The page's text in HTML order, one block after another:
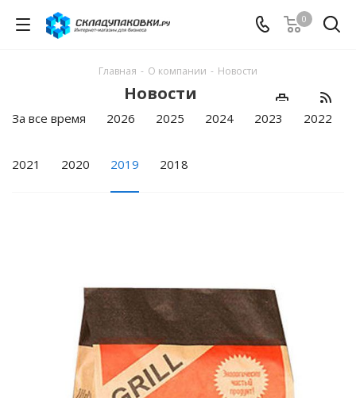
0
Главная - О компании - Новости
Новости
За все время 2026 2025 2024 2023 2022
2021 2020 2019 2018